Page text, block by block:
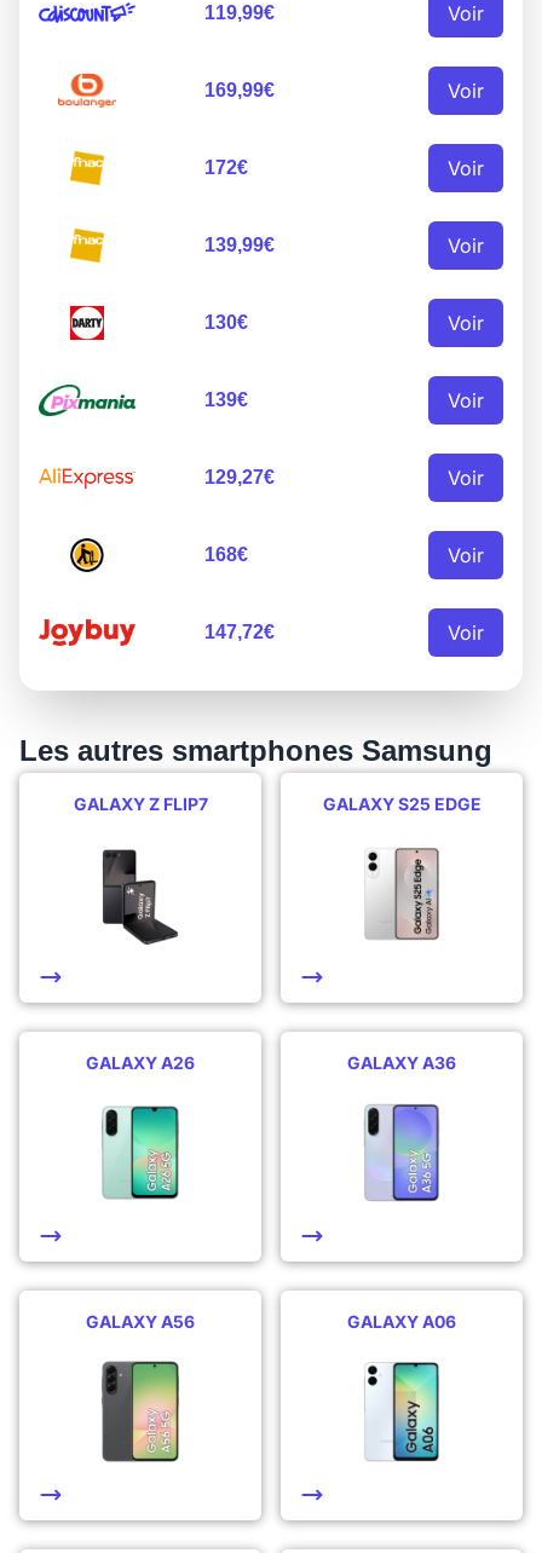
119,99€ Voir
169,99€ Voir
172€ Voir
139,99€ Voir
130€ Voir
139€ Voir
129,27€ Voir
168€ Voir
147,72€ Voir
Les autres smartphones Samsung
GALAXY Z FLIP7 GALAXY S25 EDGE
GALAXY A26 GALAXY A36
GALAXY A56 GALAXY A06